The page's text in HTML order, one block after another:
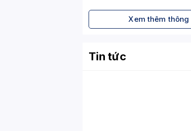
Tản
Có, tích hợp RGB
thước
nhiệ
Xem thêm
Tin tức